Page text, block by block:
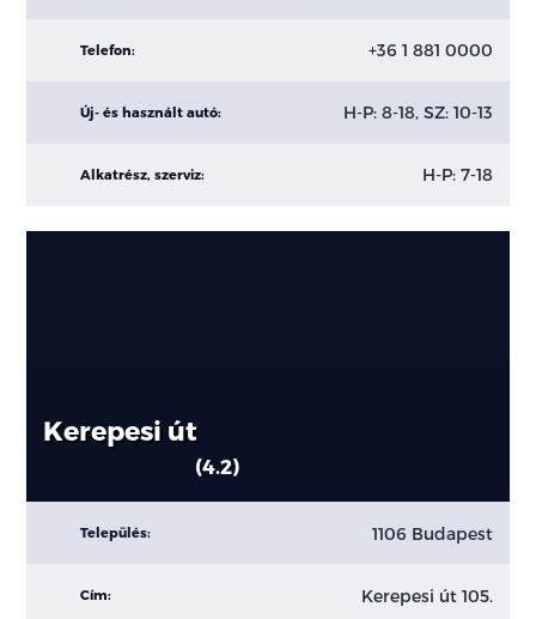
Telefon: +36 1 881 0000
Új- és használt autó: H-P: 8-18, SZ: 10-13
Alkatrész, szerviz: H-P: 7-18
Kerepesi út
4.2
Település: 1106 Budapest
Cím: Kerepesi út 105.